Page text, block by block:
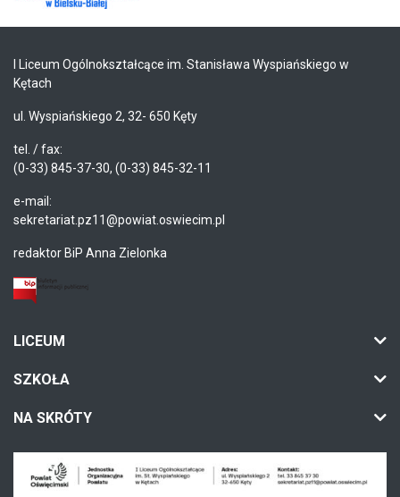
I Liceum Ogólnokształcące im. Stanisława Wyspiańskiego w
Kętach
ul. Wyspiańskiego 2, 32- 650 Kęty
tel. / fax:
(0-33) 845-37-30, (0-33) 845-32-11
e-mail:
sekretariat.pz11@powiat.oswiecim.pl
redaktor BiP Anna Zielonka
LICEUM
SZKOŁA
NA SKRÓTY